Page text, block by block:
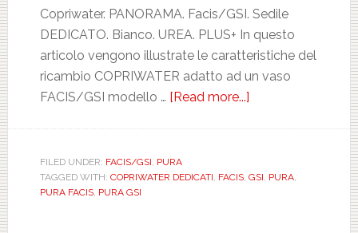
Copriwater. PANORAMA. Facis/GSI. Sedile
DEDICATO. Bianco. UREA. PLUS+ In questo
articolo vengono illustrate le caratteristiche del
ricambio COPRIWATER adatto ad un vaso
FACIS/GSI modello … [Read more...]
DEDICATO.
FILED UNDER: FACIS/GSI, PURA
TAGGED WITH: COPRIWATER DEDICATI, FACIS, GSI, PURA,
PURA FACIS, PURA GSI